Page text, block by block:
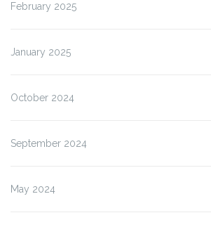
February 2025
January 2025
October 2024
September 2024
May 2024